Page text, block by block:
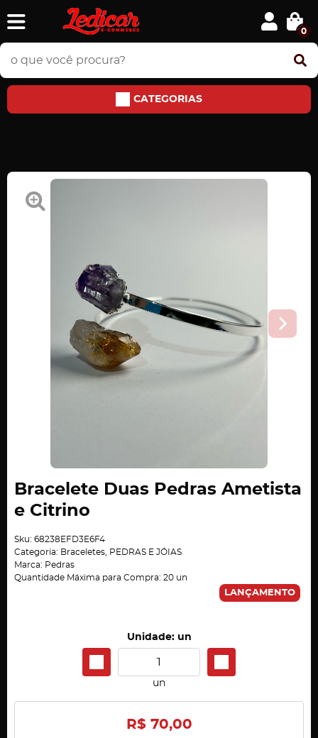
0
CATEGORIAS
Bracelete Duas Pedras Ametista
e Citrino
Sku: 68238EFD3E6F4
Categoria: Braceletes
PEDRAS E JÓIAS
Marca: Pedras
Quantidade Máxima para Compra: 20 un
LANÇAMENTO
Unidade: un
un
R$ 70,00